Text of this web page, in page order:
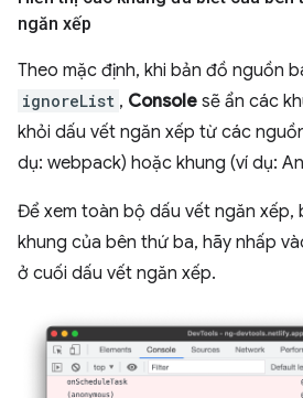
ngăn xếp
Theo mặc định, khi bản đồ nguồn
ignoreList , Console sẽ ẩn các
khỏi dấu vết ngăn xếp từ các
dụ: webpack) hoặc khung (ví dụ:
Để xem toàn bộ dấu vết ngăn xếp,
khung của bên thứ ba, hãy nhấp
ở cuối dấu vết ngăn xếp.